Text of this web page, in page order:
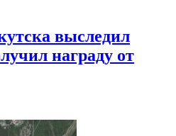
выследил
награду от